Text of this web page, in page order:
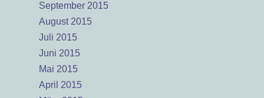
September 2015
August 2015
Juli 2015
Juni 2015
Mai 2015
April 2015